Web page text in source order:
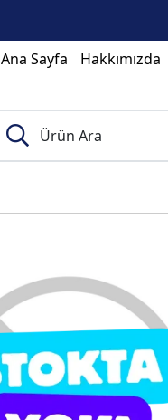
Ana Sayfa Hakkımızda
Ürün Ara